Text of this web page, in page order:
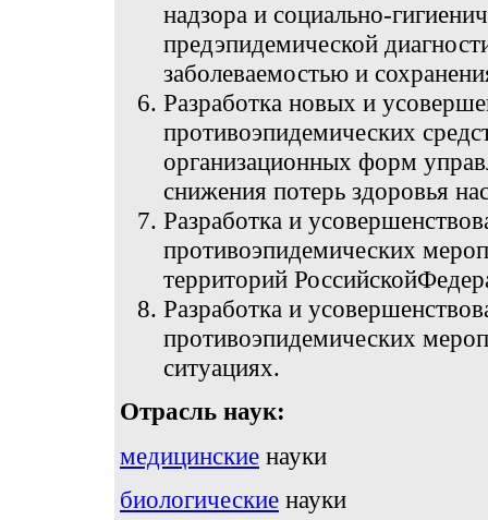
надзора и социально-
предэпидемической
заболеваемостью и
Разработка новых и
противоэпидемических
организационных форм
снижения потерь здоровья
Разработка и
противоэпидемических
территорий
Разработка и
противоэпидемических
ситуациях.
Отрасль наук:
медицинские науки
биологические науки